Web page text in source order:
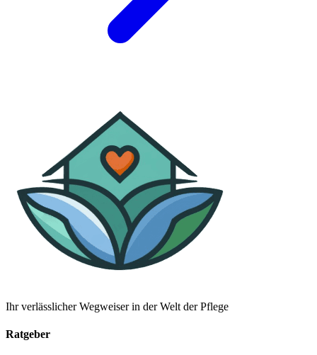
Ihr verlässlicher Wegweiser in der Welt der Pflege
Ratgeber